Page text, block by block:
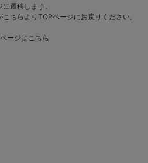
遷移します。
ちらよりTOPページにお戻りください。
ージはこちら